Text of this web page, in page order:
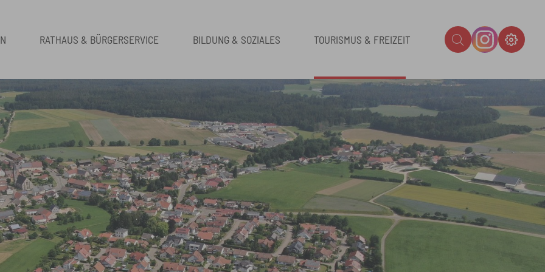
RATHAUS & BÜRGERSERVICE BILDUNG & SOZIALES TOURISMUS & FREIZEIT